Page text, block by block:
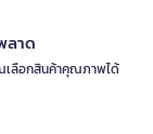
ลาด
เลือกสินค้าคุณภาพได้